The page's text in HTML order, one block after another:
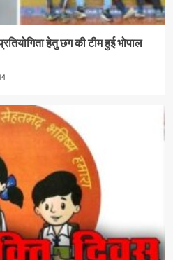
हेतु छग की टीम हुई भोपाल